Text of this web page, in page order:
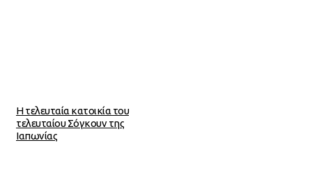
Η τελευταία κατοικία του
τελευταίου Σόγκουν της
Ιαπωνίας